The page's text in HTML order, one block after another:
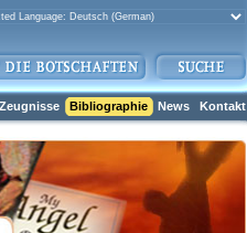
Zeugnisse Bibliographie News Kontakt